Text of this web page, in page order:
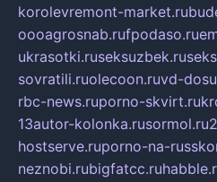
korolevremont-market.ru
oooagrosnab.rufpodaso.ru
ukrasotki.ruseksuzbek.ru
sovratili.ruolecoon.ruvd-
rbc-news.ruporno-skvirt.ru
13autor-kolonka.rusormol.ru
hostserve.ruporno-na-
neznobi.rubigfatcc.ru